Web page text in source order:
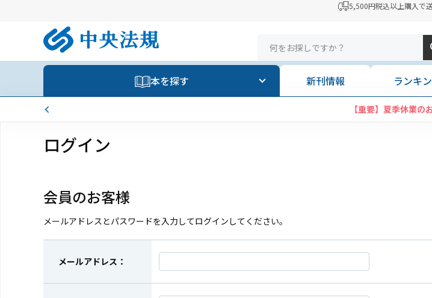
5,500円税込以上購入で
本を探す 新刊情報 ランキ
【重要】夏季休業の
ログイン
会員のお客様
メールアドレスとパスワードを入力してログインしてください。
メールアドレス：